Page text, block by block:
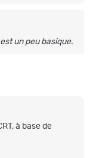
un peu basique.
à base de